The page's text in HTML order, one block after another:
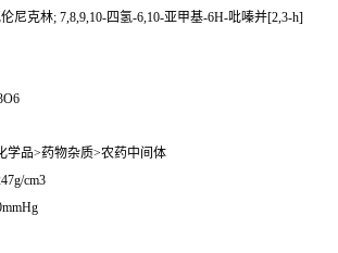
尼克林; 7,8,9,10-四氢-6,10-亚甲基-6H-吡嗪并[2,3-h]
学品>药物杂质>农药中间体
cm3